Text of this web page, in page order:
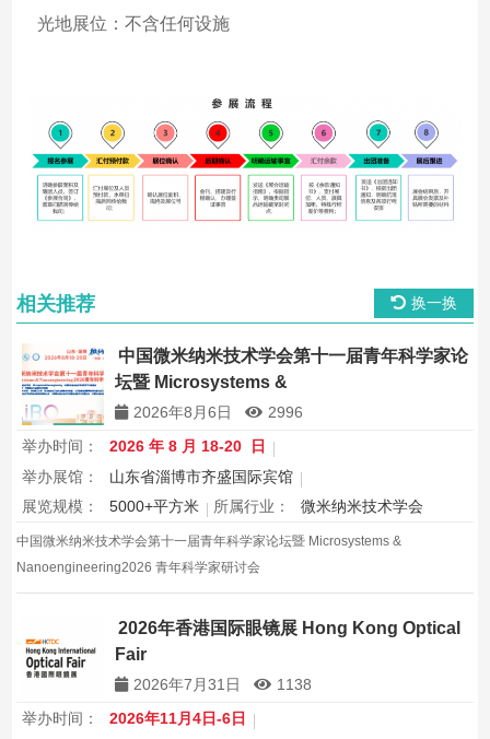
光地展位：不含任何设施
相关推荐 换一换
中国微米纳米技术学会第十一届青年科学家论
坛暨 Microsystems &
Nanoengineering2026 青年科学家研讨会
2026年8月6日
2996
举办时间：
2026 年 8 月 18-20 日
举办展馆：
山东省淄博市齐盛国际宾馆
展览规模：
5000+平方米 所属行业： 微米纳米技术学会
中国微米纳米技术学会第十一届青年科学家论坛暨 Microsystems &
Nanoengineering2026 青年科学家研讨会
2026年香港国际眼镜展 Hong Kong Optical
Fair
2026年7月31日
1138
举办时间：
2026年11月4日-6日